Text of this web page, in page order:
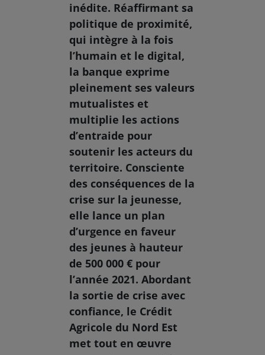
inédite. Réaffirmant sa
politique de proximité,
qui intègre à la fois
l’humain et le digital,
la banque exprime
pleinement ses valeurs
mutualistes et
multiplie les actions
d’entraide pour
soutenir les acteurs du
territoire. Consciente
des conséquences de la
crise sur la jeunesse,
elle lance un plan
d’urgence en faveur
des jeunes à hauteur
de 500 000 € pour
l’année 2021. Abordant
la sortie de crise avec
confiance, le Crédit
Agricole du Nord Est
met tout en œuvre